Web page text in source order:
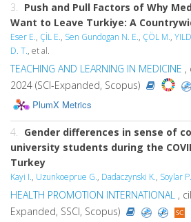
3. Push and Pull Factors of Why
Want to Leave Turkiye: A
Eser E., ÇİL E., Sen Gundogan N. E., ÇÖL M.,
D. T., et al.
TEACHING AND LEARNING IN MEDICINE ,
2024 (SCI-Expanded, Scopus)
PlumX Metrics
4.
Gender differences in sense of
university students during the
Turkey
Kayi I., Uzunkoeprue G., Dadaczynski K., Soylar P.
HEALTH PROMOTION INTERNATIONAL ,
Expanded, SSCI, Scopus)